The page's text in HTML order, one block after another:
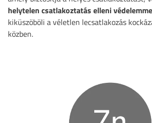
helytelen csatlakoztatás elleni
kiküszöböli a véletlen lecsatlakozás
közben.